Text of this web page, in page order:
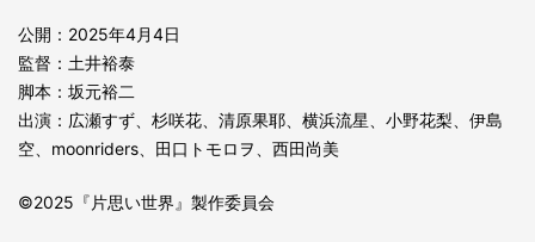
公開：2025年4月4日
監督：土井裕泰
脚本：坂元裕二
出演：広瀬すず、杉咲花、清原果耶、横浜流星、小野花梨、伊島
空、moonriders、田口トモロヲ、西田尚美
©2025『片思い世界』製作委員会